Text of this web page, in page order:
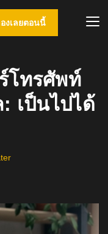
งเลยตอนนี้
โทรศัพท์
เป็นไปได้